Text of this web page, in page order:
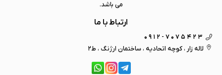
می باشد.
ارتباط با ما
0912-7075423
لاله زار ، کوچه اتحادیه ، ساختمان ارژنگ ، ط2